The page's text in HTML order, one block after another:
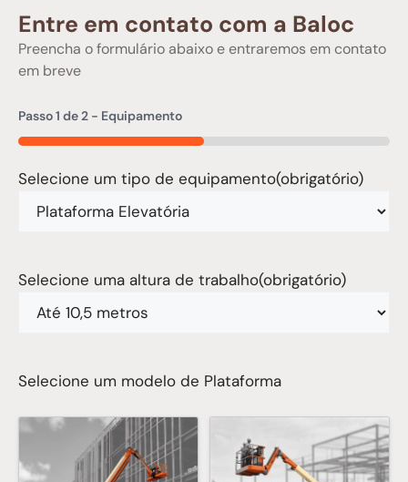
Entre em contato com a Baloc
Preencha o formulário abaixo e entraremos em contato
em breve
Passo1 de2 - Equipamento
50%
Selecione um tipo de equipamento(obrigatório)
Selecione uma altura de trabalho(obrigatório)
Selecione um modelo de Plataforma